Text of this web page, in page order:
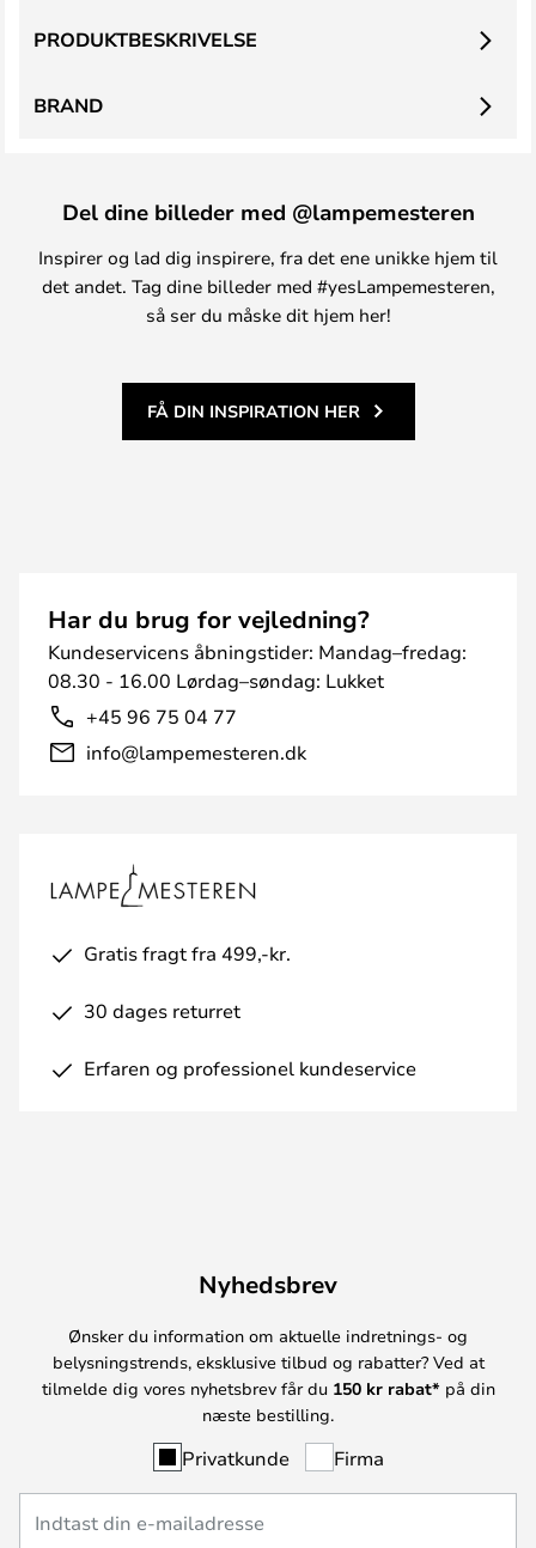
PRODUKTBESKRIVELSE
BRAND
Del dine billeder med @lampemesteren
Inspirer og lad dig inspirere, fra det ene unikke hjem til
det andet. Tag dine billeder med #yesLampemesteren,
så ser du måske dit hjem her!
FÅ DIN INSPIRATION HER
Har du brug for vejledning?
Kundeservicens åbningstider: Mandag–fredag:
08.30 - 16.00 Lørdag–søndag: Lukket
+45 96 75 04 77
info@lampemesteren.dk
Gratis fragt fra 499,-kr.
30 dages returret
Erfaren og professionel kundeservice
Nyhedsbrev
Ønsker du information om aktuelle indretnings- og
belysningstrends, eksklusive tilbud og rabatter? Ved at
tilmelde dig vores nyhetsbrev får du 150 kr rabat* på din
næste bestilling.
Privatkunde Firma